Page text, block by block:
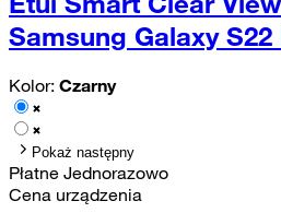
Samsung Galaxy S22
Kolor: Czarny
Pokaż następny
Płatne Jednorazowo
Cena urządzenia